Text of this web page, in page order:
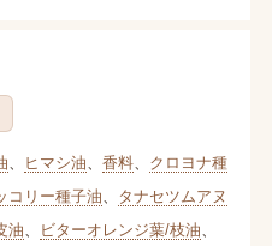
ヒマシ油 香料、 クロヨナ種
コリー種子油
タナセツムアヌ
油 ビターオレンジ葉/枝油